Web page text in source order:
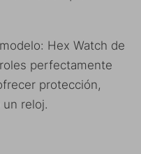
Hex Watch de
perfectamente
protección,
reloj.